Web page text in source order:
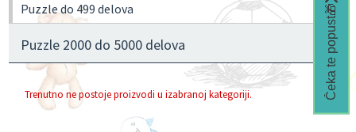
Puzzle do 499 delova
Puzzle 2000 do 5000 delova
Trenutno ne postoje proizvodi u izabranoj kategoriji. Čeka te popust🎁